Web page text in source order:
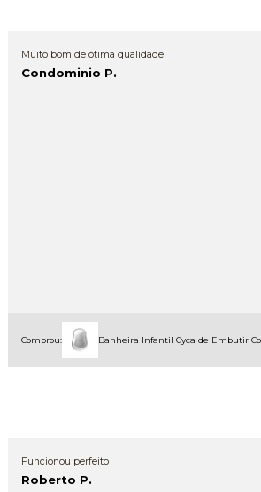
Muito bom de ótima qualidade
Condominio P.
Comprou: Banheira Infantil Cyca de Embutir
Funcionou perfeito
Roberto P.